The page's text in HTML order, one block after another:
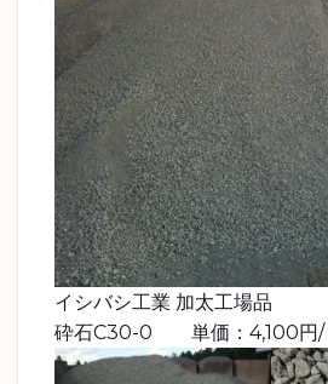
イシバシ工業 加太工場品
砕石C30-0 単価：4,100円/